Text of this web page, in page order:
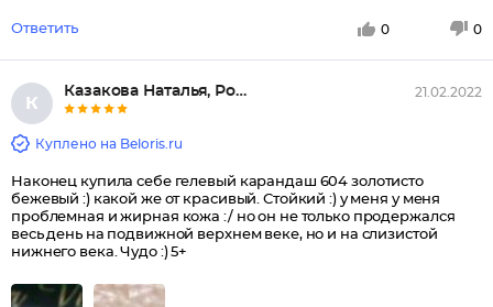
Ответить 0 0
К
Казакова Наталья, Россия, Сева... 21.02.2022
Куплено на Beloris.ru
Наконец купила себе гелевый карандаш 604 золотисто
бежевый :) какой же от красивый. Стойкий :) у меня у меня
проблемная и жирная кожа :/ но он не только продержался
весь день на подвижной верхнем веке, но и на слизистой
нижнего века. Чудо :) 5+